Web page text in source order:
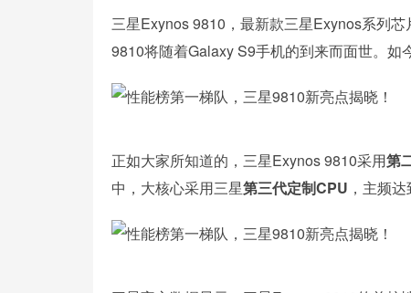
三星Exynos 9810，最新款三星Exynos系列
9810将随着Galaxy S9手机的到来而面世。如
正如大家所知道的，三星Exynos 9810采用第
中，大核心采用三星第三代定制CPU ，主频